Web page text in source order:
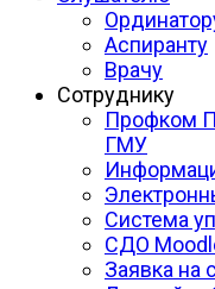
Аспиранту
Врачу
Сотруднику
Профком
ГМУ
Система
СДО
Заявка на